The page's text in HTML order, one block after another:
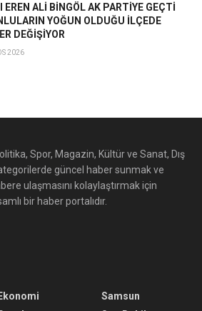
EREN ALİ BİNGÖL AK PARTİYE GEÇTİ
YOĞUN OLDUĞU İLÇEDE
DEĞİŞİYOR
2026
Spor, Magazin, Kültür ve Sanat, Dış
güncel haber sunmak ve
ulaşmasını kolaylaştırmak için
bir haber portalıdır.
Ekonomi
Samsun